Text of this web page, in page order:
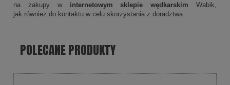
na zakupy w internetowym sklepie wędkarskim Wabik,
jak również do kontaktu w celu skorzystania z doradztwa.
POLECANE PRODUKTY